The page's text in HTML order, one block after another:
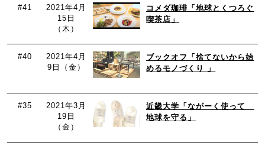
#41
2021年4月
15日
（木）
コメダ珈琲「地球とくつろぐ
喫茶店」
#40
2021年4月
9日（金）
ブックオフ「捨てないから始
めるモノづくり 」
#35
2021年3月
19日
（金）
近畿大学「ながーく使って
地球を守る」